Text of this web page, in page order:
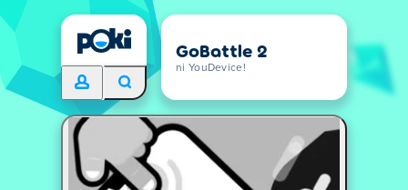
GoBattle 2
ni YouDevice!